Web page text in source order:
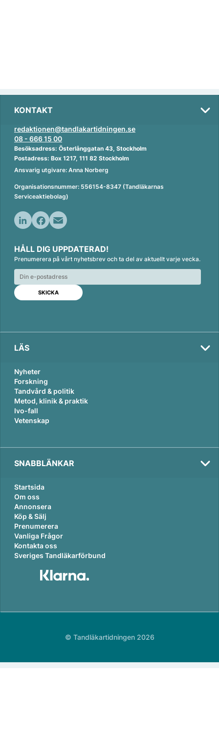
KONTAKT
redaktionen@tandlakartidningen.se
08 - 666 15 00
Besöksadress: Österlånggatan 43, Stockholm
Postadress: Box 1217, 111 82 Stockholm
Ansvarig utgivare: Anna Norberg
Organisationsnummer: 556154-8347 (Tandläkarnas
Serviceaktiebolag)
n
k
e
d
n
c
e
b
o
o
k
a
i
l
HÅLL DIG UPPDATERAD!
Prenumerera på vårt nyhetsbrev och ta del av aktuellt varje vecka.
LÄS
Nyheter
Forskning
Tandvård & politik
Metod, klinik & praktik
Ivo-fall
Vetenskap
SNABBLÄNKAR
Startsida
Om oss
Annonsera
Köp & Sälj
Prenumerera
Vanliga Frågor
Kontakta oss
Sveriges Tandläkarförbund
© Tandläkartidningen 2026